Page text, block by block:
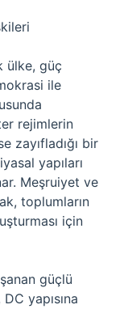
ülke, güç
ile
rejimlerin
zayıfladığı bir
yapıları
Meşruiyet ve
toplumların
için
güçlü
yapısına